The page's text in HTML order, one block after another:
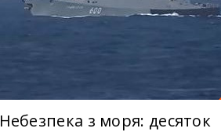
Небезпека з моря: десяток